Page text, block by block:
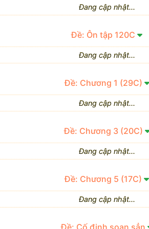
Đang cập nhật...
Đề: Ôn tập 120C
Đang cập nhật...
Đề: Chương 1 (29C)
Đang cập nhật...
Đề: Chương 3 (20C)
Đang cập nhật...
Đề: Chương 5 (17C)
Đang cập nhật...
Đề: Cố định soạn sẳn